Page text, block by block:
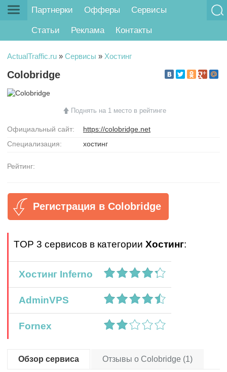
Партнерки Офферы Сервисы
Статьи Реклама Контакты
ActualTraffic.ru » Сервисы » Хостинг
Colobridge
Поднять на 1 место в рейтинге
Официальный сайт:
https://colobridge.net
Специализация:
хостинг
Рейтинг:
Регистрация в Colobridge
TOP 3 сервисов в категории Хостинг:
Хостинг Inferno
AdminVPS
Fornex
Обзор сервиса Отзывы о Colobridge (1)